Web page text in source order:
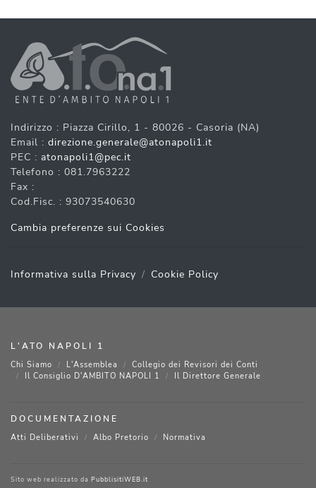
Indirizzo : Piazza Cirillo, 1 - 80026 - Casoria (NA)
Email : direzione.generale@atonapoli1.it
PEC : atonapoli1@pec.it
Telefono : 081.7963222
Fax :
Cod.Fisc. : 93073540630
Cambia preferenze sui Cookies
Informativa sulla Privacy Cookie Policy
L'ATO NAPOLI 1
Chi Siamo L'Assemblea
Collegio dei Revisori dei Conti
Il Consiglio D'AMBITO NAPOLI 1
Il Direttore Generale
DOCUMENTAZIONE
Atti Deliberativi Albo Pretorio Normativa
Sito web realizzato da PubblisitiWEB.it